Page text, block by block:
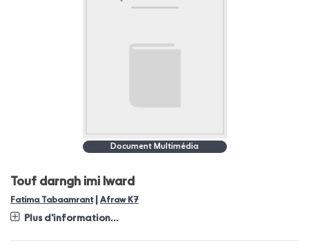
Document Multimédia
Touf darngh imi lward
Fatima Tabaamrant Afraw K7
Plus d'information...